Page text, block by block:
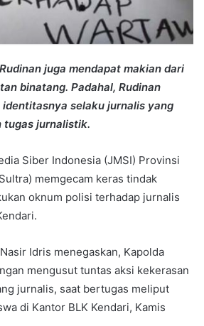
juga mendapat makian dari
binatang. Padahal, Rudinan
selaku jurnalis yang
tugas jurnalistik.
Siber Indonesia (JMSI) Provinsi
memgecam keras tindak
oknum polisi terhadap jurnalis
Idris menegaskan, Kapolda
mengusut tuntas aksi kekerasan
jurnalis, saat bertugas meliput
di Kantor BLK Kendari, Kamis